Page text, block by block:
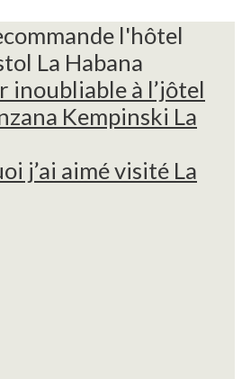
inoubliable à l’jôtel
Kempinski La
j’ai aimé visité La